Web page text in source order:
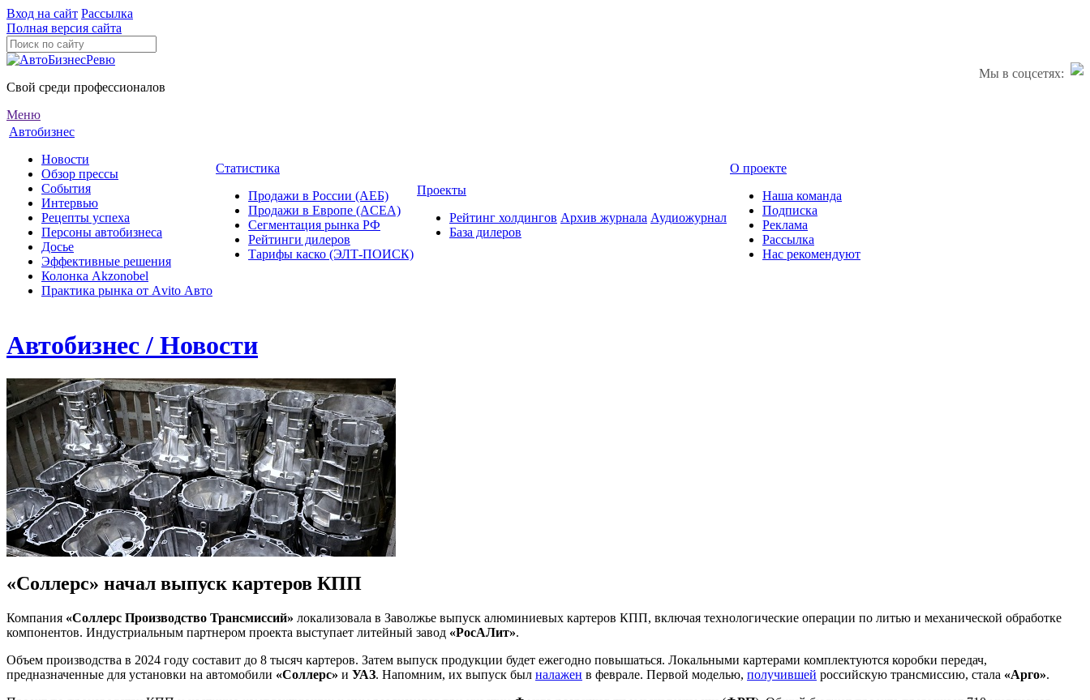
Вход на сайт Рассылка
Полная версия сайта
Мы в соцсетях:
Свой среди профессионалов
Меню
Автобизнес
Новости
Обзор прессы
События
Интервью
Рецепты успеха
Персоны автобизнеса
Досье
Эффективные решения
Колонка Akzonobel
Практика рынка от Аvito Авто
Статистика
Продажи в России (АЕБ)
Продажи в Европе (ACEA)
Сегментация рынка РФ
Рейтинги дилеров
Тарифы каско (ЭЛТ-ПОИСК)
Проекты
Рейтинг холдингов
База дилеров
Архив журнала Аудиожурнал
О проекте
Наша команда
Подписка
Реклама
Рассылка
Нас рекомендуют
Автобизнес / Новости
«Соллерс» начал выпуск картеров КПП
Компания «Соллерс Производство Трансмиссий» локализовала в Заволжье выпуск алюминиевых картеров КПП, включая технологические операции по литью и механической обработке
компонентов. Индустриальным партнером проекта выступает литейный завод «РосАЛит».
Объем производства в 2024 году составит до 8 тысяч картеров. Затем выпуск продукции будет ежегодно повышаться. Локальными картерами комплектуются коробки передач,
предназначенные для установки на автомобили «Соллерс» и УАЗ. Напомним, их выпуск был налажен в феврале. Первой моделью, получившей российскую трансмиссию, стала «Арго».